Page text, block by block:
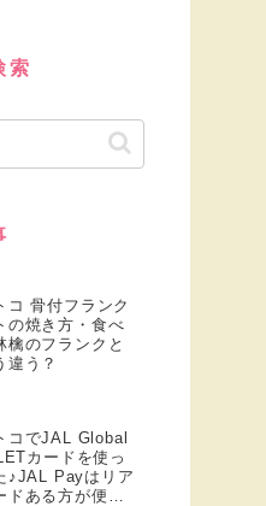
索
コ 骨付フランク
の焼き方・食べ
檎のフランクと
違う？
コでJAL Global
カードを使っ
♪JAL Payはリア
ドある方が便